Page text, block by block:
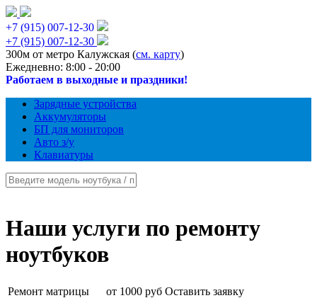
+7 (915) 007-12-30
+7 (915) 007-12-30
300м от метро Калужская (см. карту)
Ежедневно: 8:00 - 20:00
Работаем в выходные и праздники!
Зарядные устройства
Аккумуляторы
БП для мониторов
Авто з/у
Клавиатуры
Наши услуги по ремонту
ноутбуков
Ремонт матрицы от 1000 руб Оставить заявку